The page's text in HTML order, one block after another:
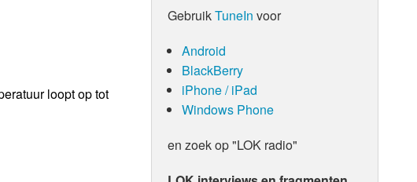
loopt op tot
GebruikTuneIn voor
Android
BlackBerry
iPhone / iPad
Windows Phone
en zoek op "LOK radio"